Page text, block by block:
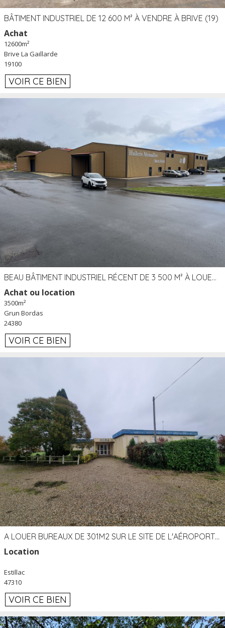
BÂTIMENT INDUSTRIEL DE 12 600 M² À VENDRE À BRIVE (19)
Achat
12600m²
Brive La Gaillarde
19100
VOIR CE BIEN
BEAU BÂTIMENT INDUSTRIEL RÉCENT DE 3 500 M² À LOUER OU VENDRE PROCHE PÉRIGUEUX (24)
Achat ou location
3500m²
Grun Bordas
24380
VOIR CE BIEN
A LOUER BUREAUX DE 301M2 SUR LE SITE DE L'AÉROPORT AGEN LA GARENNE
Location
Estillac
47310
VOIR CE BIEN